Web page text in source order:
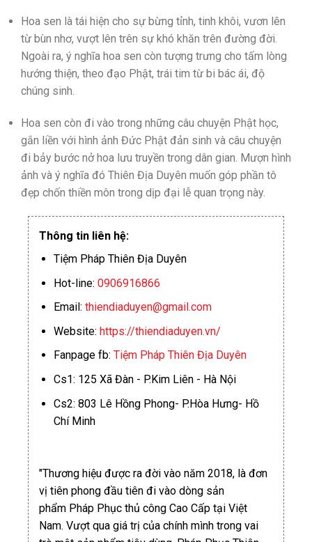
Hoa sen là tái hiện cho sự bừng tỉnh, tinh khôi, vươn lên
từ bùn nhơ, vượt lên trên sự khó khăn trên đường đời.
Ngoài ra, ý nghĩa hoa sen còn tượng trưng cho tấm lòng
hướng thiện, theo đạo Phật, trái tim từ bi bác ái, độ
chúng sinh.
Hoa sen còn đi vào trong những câu chuyện Phật học,
gắn liền với hình ảnh Đức Phật đản sinh và câu chuyện
đi bảy bước nở hoa lưu truyền trong dân gian. Mượn hình
ảnh và ý nghĩa đó Thiên Địa Duyên muốn góp phần tô
đẹp chốn thiền môn trong dịp đại lễ quan trọng này.
Thông tin liên hệ:
Tiệm Pháp Thiên Địa Duyên
Hot-line: 0906916866
Email: thiendiaduyen@gmail.com
Website: https://thiendiaduyen.vn/
Fanpage fb: Tiệm Pháp Thiên Địa Duyên
Cs1: 125 Xã Đàn - P.Kim Liên - Hà Nội
Cs2: 803 Lê Hồng Phong- P.Hòa Hưng- Hồ
Chí Minh
"Thương hiệu được ra đời vào năm 2018, là đơn
vị tiên phong đầu tiên đi vào dòng sản
phẩm Pháp Phục thủ công Cao Cấp tại Việt
Nam. Vượt qua giá trị của chính mình trong vai